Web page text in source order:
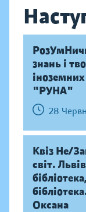
знань і
"РУНА"
28
Квіз Не/
світ.
Оксана